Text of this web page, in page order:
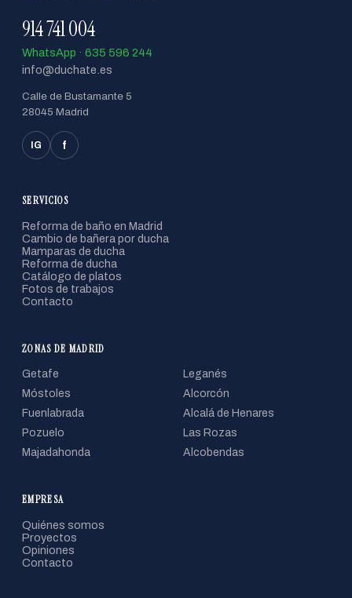
914 741 004
WhatsApp · 635 596 244
info@duchate.es
Calle de Bustamante 5
28045 Madrid
IG f
SERVICIOS
Reforma de baño en Madrid
Cambio de bañera por ducha
Mamparas de ducha
Reforma de ducha
Catálogo de platos
Fotos de trabajos
Contacto
ZONAS DE MADRID
Getafe
Leganés
Móstoles
Alcorcón
Fuenlabrada
Alcalá de Henares
Pozuelo
Las Rozas
Majadahonda
Alcobendas
EMPRESA
Quiénes somos
Proyectos
Opiniones
Contacto